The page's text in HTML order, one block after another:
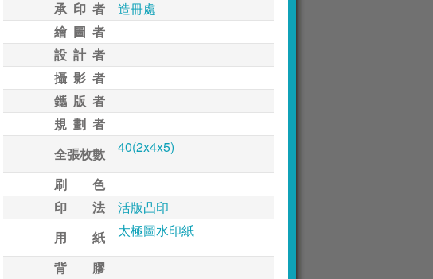
承 印 者
造冊處
繪 圖 者
設 計 者
攝 影 者
鑴 版 者
規 劃 者
全張枚數
40(2x4x5)
刷 色
印 法
活版凸印
用 紙
太極圖水印紙
背 膠